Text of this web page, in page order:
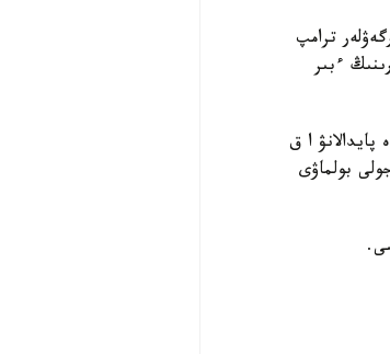
ترامپ
ءبىر
پايدالانۋ ا ق
بولماۋى